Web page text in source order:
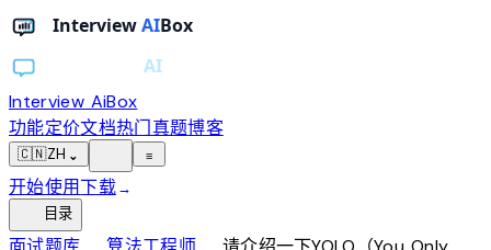
Interview AiBox
功能定价文档热门真题博客
🇨🇳ZH ⌄ ≡
开始使用下载→
目录